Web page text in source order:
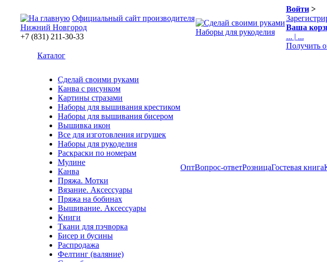
Официальный сайт производителя
Нижний Новгород
+7 (831) 211-30-33
Наборы для рукоделия
Войти>
Ваша
... | ...
Получить
Каталог
Сделай своими руками
Канва с рисунком
Картины стразами
Наборы для вышивания крестиком
Наборы для вышивания бисером
Вышивка икон
Все для изготовления игрушек
Наборы для рукоделия
Раскраски по номерам
Мулине
Канва
Пряжа. Мотки
Вязание. Аксессуары
Пряжа на бобинах
Вышивание. Аксессуары
Книги
Ткани для пэчворка
Бисер и бусины
Распродажа
Фелтинг (валяние)
ОптВопрос-ответРозницаГостевая книга